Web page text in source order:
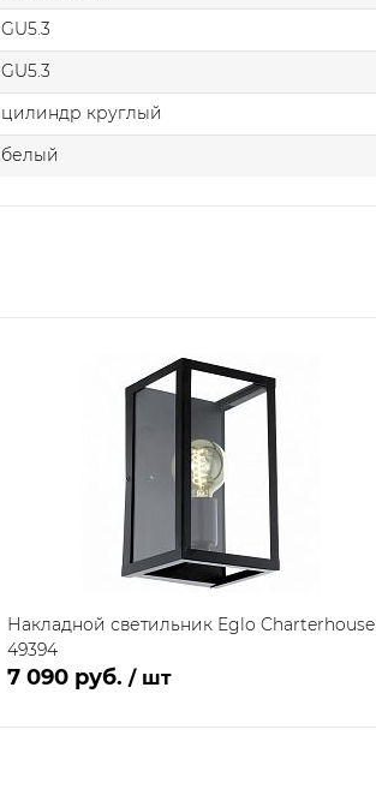
GU5.3
GU5.3
цилиндр круглый
белый
Накладной светильник Eglo Charterhouse
49394
7 090 руб. / шт